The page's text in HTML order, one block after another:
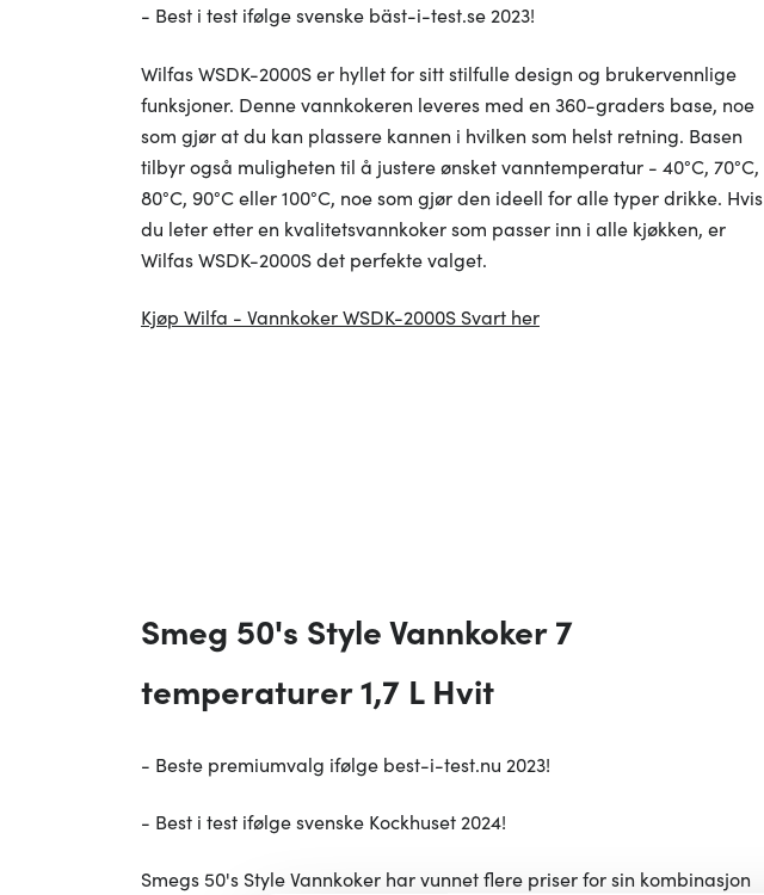
- Best i test ifølge svenske bäst-i-test.se 2023!
Wilfas WSDK-2000S er hyllet for sitt stilfulle design og brukervennlige
funksjoner. Denne vannkokeren leveres med en 360-graders base, noe
som gjør at du kan plassere kannen i hvilken som helst retning. Basen
tilbyr også muligheten til å justere ønsket vanntemperatur - 40°C, 70°C,
80°C, 90°C eller 100°C, noe som gjør den ideell for alle typer drikke. Hvis
du leter etter en kvalitetsvannkoker som passer inn i alle kjøkken, er
Wilfas WSDK-2000S det perfekte valget.
Kjøp Wilfa - Vannkoker WSDK-2000S Svart her
Smeg 50's Style Vannkoker 7
temperaturer 1,7 L Hvit
- Beste premiumvalg ifølge best-i-test.nu 2023!
- Best i test ifølge svenske Kockhuset 2024!
Smegs 50's Style Vannkoker har vunnet flere priser for sin kombinasjon